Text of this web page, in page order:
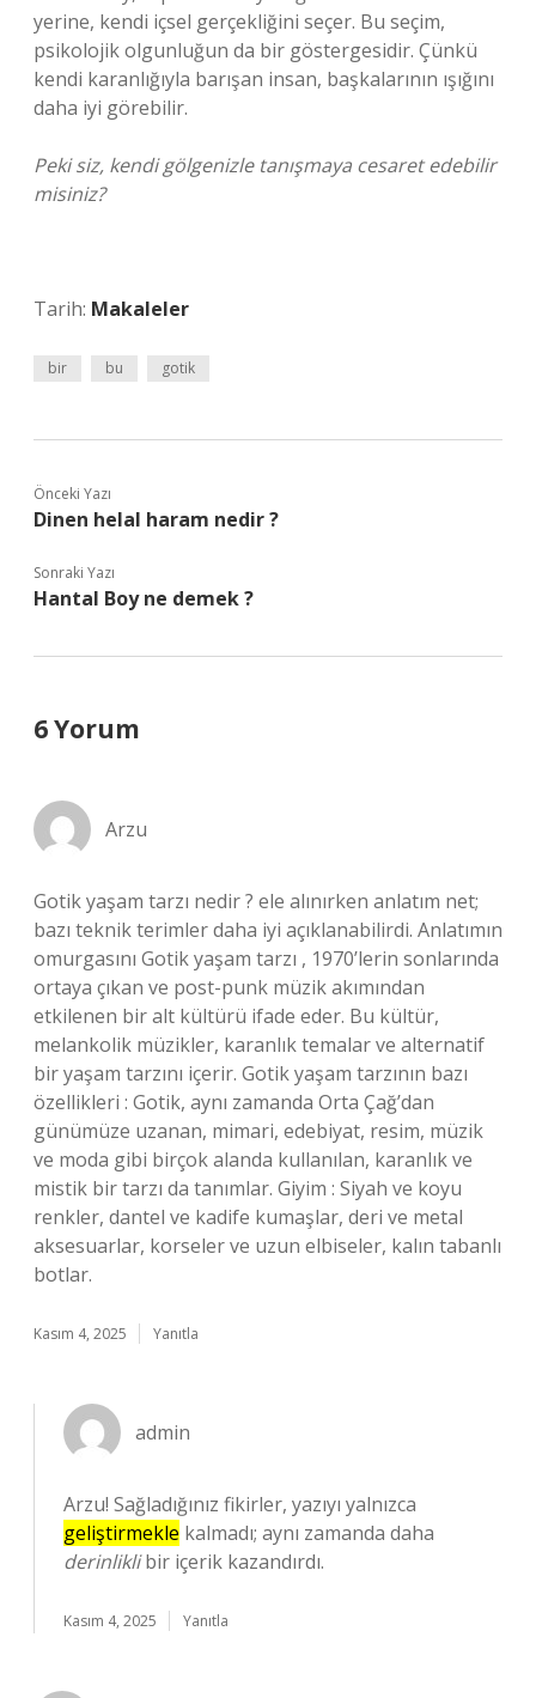
yerine, kendi içsel gerçekliğini seçer. Bu seçim,
psikolojik olgunluğun da bir göstergesidir. Çünkü
kendi karanlığıyla barışan insan, başkalarının ışığını
daha iyi görebilir.
Peki siz, kendi gölgenizle tanışmaya cesaret edebilir
misiniz?
Tarih: Makaleler
bir bu gotik
Önceki Yazı
Dinen helal haram nedir ?
Sonraki Yazı
Hantal Boy ne demek ?
6 Yorum
Arzu
Gotik yaşam tarzı nedir ? ele alınırken anlatım net;
bazı teknik terimler daha iyi açıklanabilirdi. Anlatımın
omurgasını Gotik yaşam tarzı , 1970’lerin sonlarında
ortaya çıkan ve post-punk müzik akımından
etkilenen bir alt kültürü ifade eder. Bu kültür,
melankolik müzikler, karanlık temalar ve alternatif
bir yaşam tarzını içerir. Gotik yaşam tarzının bazı
özellikleri : Gotik, aynı zamanda Orta Çağ’dan
günümüze uzanan, mimari, edebiyat, resim, müzik
ve moda gibi birçok alanda kullanılan, karanlık ve
mistik bir tarzı da tanımlar. Giyim : Siyah ve koyu
renkler, dantel ve kadife kumaşlar, deri ve metal
aksesuarlar, korseler ve uzun elbiseler, kalın tabanlı
botlar.
Kasım 4, 2025 Yanıtla
admin
Arzu! Sağladığınız fikirler, yazıyı yalnızca
geliştirmekle kalmadı; aynı zamanda daha
derinliklibir içerik kazandırdı.
Kasım 4, 2025 Yanıtla